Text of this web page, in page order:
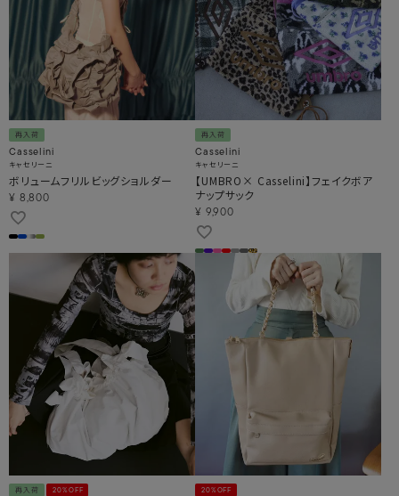
再入荷
Casselini
キャセリーニ
ボリュームフリルビッグショルダー
¥ 8,800
再入荷
Casselini
キャセリーニ
【UMBRO× Casselini】フェイクボア
ナップサック
¥ 9,900
再入荷 20%OFF 20%OFF